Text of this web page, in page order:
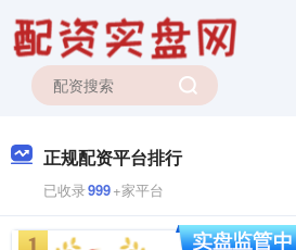
正规配资平台排行
已收录999+家平台